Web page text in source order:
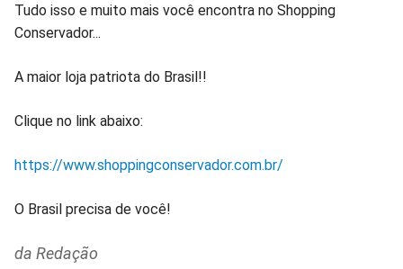
Tudo isso e muito mais você encontra no Shopping
Conservador...
A maior loja patriota do Brasil!!
Clique no link abaixo:
https://www.shoppingconservador.com.br/
O Brasil precisa de você!
da Redação